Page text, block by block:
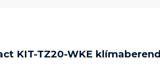
KIT-TZ20-WKE